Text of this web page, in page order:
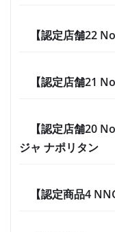
【認定店舗22
【認定店舗21
【認定店舗20
ジャ ナポリタン
【認定商品4